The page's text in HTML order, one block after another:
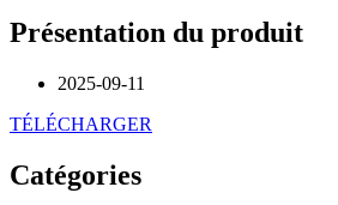
Présentation du produit
2025-09-11
TÉLÉCHARGER
Catégories